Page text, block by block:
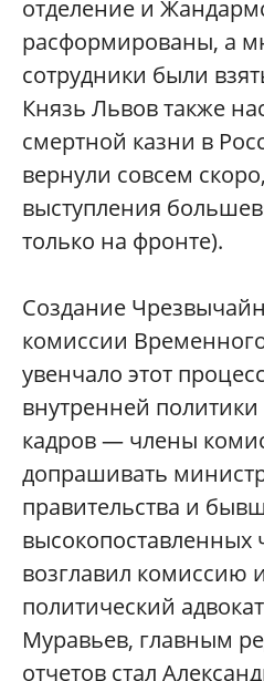
отделение и
расформированы, а
сотрудники были
Князь Львов также
смертной казни в
вернули совсем
выступления
только на фронте).
Создание
комиссии
увенчало этот
внутренней
кадров — члены
допрашивать
правительства и
высокопоставленных
возглавил комиссию
политический
Муравьев, главным
отчетов стал